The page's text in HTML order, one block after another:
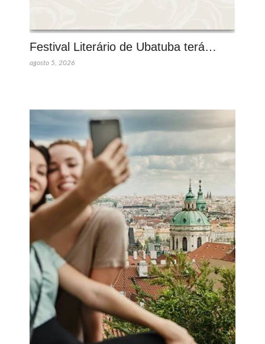
Festival Literário de Ubatuba terá…
agosto 5, 2026